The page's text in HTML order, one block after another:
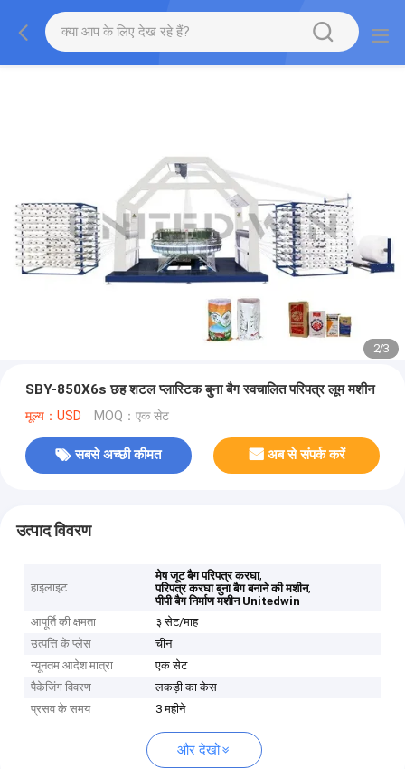
2/3
SBY-850X6s छह शटल प्लास्टिक बुना बैग स्वचालित परिपत्र लूम मशीन
मूल्य：USD MOQ：एक सेट
सबसे अच्छी कीमत अब से संपर्क करें
उत्पाद विवरण
हाइलाइट
मेष जूट बैग परिपत्र करघा,
परिपत्र करघा बुना बैग बनाने की मशीन,
पीपी बैग निर्माण मशीन Unitedwin
आपूर्ति की क्षमता
३ सेट/माह
उत्पत्ति के प्लेस
चीन
न्यूनतम आदेश मात्रा
एक सेट
पैकेजिंग विवरण
लकड़ी का केस
प्रसव के समय
3 महीने
और देखो